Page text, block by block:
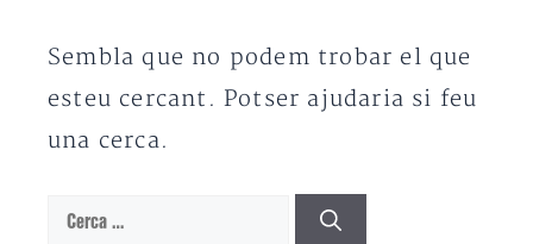
Sembla que no podem trobar el que
esteu cercant. Potser ajudaria si feu
una cerca.
Cerca: